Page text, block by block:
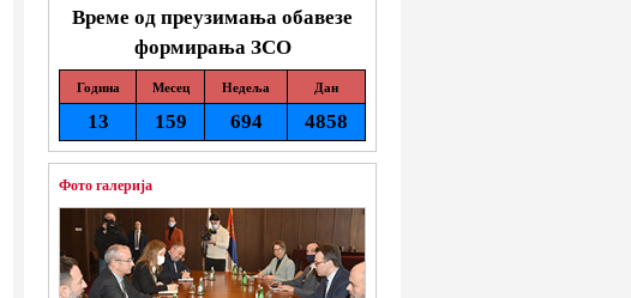
Време од преузимања обавезе
формирања ЗСО
Година Месец Недеља Дан
13 159 694 4858
Фото галерија